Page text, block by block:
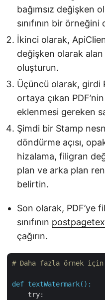
bağımsız değişken
sınıfının bir
İkinci olarak,
değişken olarak alan
oluşturun.
Üçüncü olarak, girdi
ortaya çıkan
eklenmesi gereken
Şimdi bir Stamp
döndürme açısı,
hizalama, filigran
plan ve arka plan
belirtin.
Son olarak, PDF’ye
sınıfının
çağırın.
# Daha fazla örnek
def textWatermark():
try: